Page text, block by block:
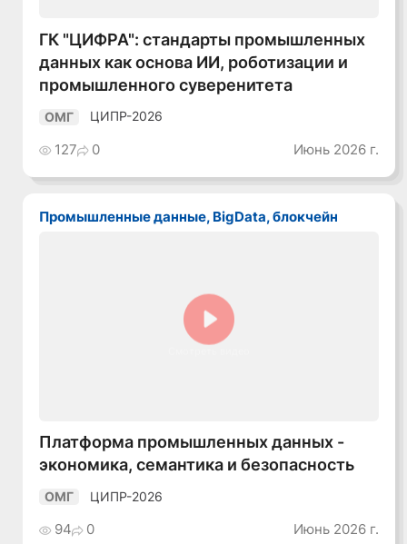
ГК "ЦИФРА": стандарты промышленных
данных как основа ИИ, роботизации и
промышленного суверенитета
ОМГ ЦИПР-2026
127 0 Июнь 2026 г.
Промышленные данные, BigData, блокчейн
Платформа промышленных данных -
экономика, семантика и безопасность
ОМГ ЦИПР-2026
94 0 Июнь 2026 г.